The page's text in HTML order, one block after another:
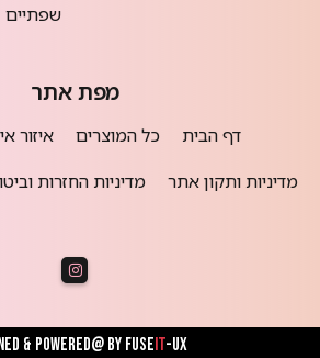
שפתיים
מפת אתר
דף הבית כל המוצרים איזור
מדיניות ותקון אתר
מדיניות החזרות
& powered@ by FUSEIT-UX